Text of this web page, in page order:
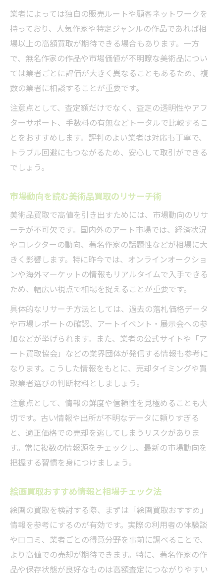
業者によっては独自の販売ルートや顧客ネットワークを
持っており、人気作家や特定ジャンルの作品であれば相
場以上の高額買取が期待できる場合もあります。一方
で、無名作家の作品や市場価値が不明瞭な美術品につい
ては業者ごとに評価が大きく異なることもあるため、複
数の業者に相談することが重要です。
注意点として、査定額だけでなく、査定の透明性やアフ
ターサポート、手数料の有無などトータルで比較するこ
とをおすすめします。評判のよい業者は対応も丁寧で、
トラブル回避にもつながるため、安心して取引ができる
でしょう。
市場動向を読む美術品買取のリサーチ術
美術品買取で高値を引き出すためには、市場動向のリサ
ーチが不可欠です。国内外のアート市場では、経済状況
やコレクターの動向、著名作家の話題性などが相場に大
きく影響します。特に昨今では、オンラインオークショ
ンや海外マーケットの情報もリアルタイムで入手できる
ため、幅広い視点で相場を捉えることが重要です。
具体的なリサーチ方法としては、過去の落札価格データ
や市場レポートの確認、アートイベント・展示会への参
加などが挙げられます。また、業者の公式サイトや「ア
ート買取協会」などの業界団体が発信する情報も参考に
なります。こうした情報をもとに、売却タイミングや買
取業者選びの判断材料としましょう。
注意点として、情報の鮮度や信頼性を見極めることも大
切です。古い情報や出所が不明なデータに頼りすぎる
と、適正価格での売却を逃してしまうリスクがありま
す。常に複数の情報源をチェックし、最新の市場動向を
把握する習慣を身につけましょう。
絵画買取おすすめ情報と相場チェック法
絵画の買取を検討する際、まずは「絵画買取おすすめ」
情報を参考にするのが有効です。実際の利用者の体験談
や口コミ、業者ごとの得意分野を事前に調べることで、
より高値での売却が期待できます。特に、著名作家の作
品や保存状態が良好なものは高額査定につながりやすい